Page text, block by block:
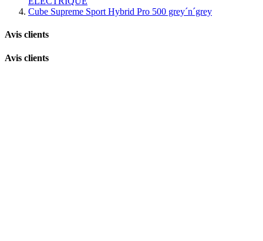
Cube Supreme Sport Hybrid Pro 500 grey´n´grey
Avis clients
Avis clients